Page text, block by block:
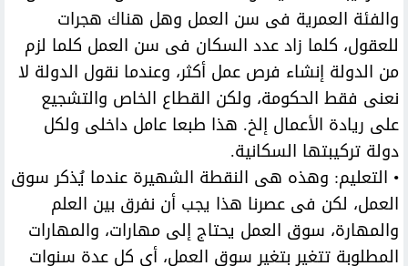
والفئة العمرية فى سن العمل وهل هناك هجرات
للعقول، كلما زاد عدد السكان فى سن العمل كلما لزم
من الدولة إنشاء فرص عمل أكثر، وعندما نقول الدولة لا
نعنى فقط الحكومة، ولكن القطاع الخاص والتشجيع
على ريادة الأعمال إلخ. هذا طبعا عامل داخلى ولكل
دولة تركيبتها السكانية.
• التعليم: وهذه هى النقطة الشهيرة عندما يُذكر سوق
العمل، لكن فى عصرنا هذا يجب أن نفرق بين العلم
والمهارة، سوق العمل يحتاج إلى مهارات، والمهارات
المطلوبة تتغير بتغير سوق العمل، أى كل عدة سنوات